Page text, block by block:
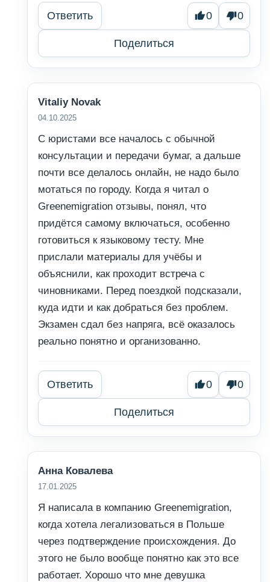
Ответить 0 0
Поделиться
Vitaliy Novak
04.10.2025
С юристами все началось с обычной
консультации и передачи бумаг, а дальше
почти все делалось онлайн, не надо было
мотаться по городу. Когда я читал о
Greenemigration отзывы, понял, что
придётся самому включаться, особенно
готовиться к языковому тесту. Мне
прислали материалы для учёбы и
объяснили, как проходит встреча с
чиновниками. Перед поездкой подсказали,
куда идти и как добраться без проблем.
Экзамен сдал без напряга, всё оказалось
реально понятно и организованно.
Ответить 0 0
Поделиться
Анна Ковалева
17.01.2025
Я написала в компанию Greenemigration,
когда хотела легализоваться в Польше
через подтверждение происхождения. До
этого не было вообще понятно как это все
работает. Хорошо что мне девушка